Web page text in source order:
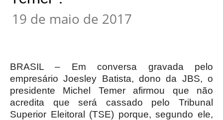
19 de maio de 2017
BRASIL – Em conversa gravada pelo
empresário Joesley Batista, dono da JBS, o
presidente Michel Temer afirmou que não
acredita que será cassado pelo Tribunal
Superior Eleitoral (TSE) porque, segundo ele,